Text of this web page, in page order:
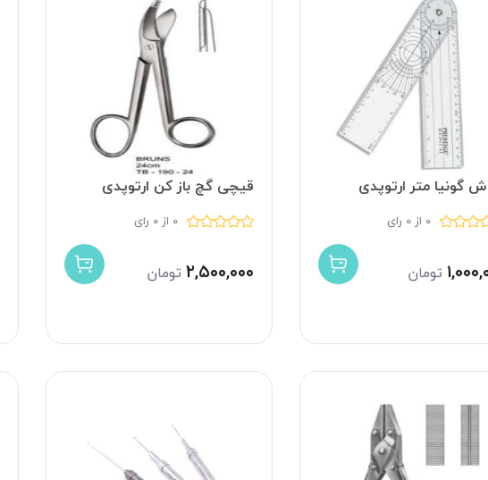
گونیا متر ارتوپدی
0 از 0 رای
تومان
قیچی گچ باز کن ارتوپدی
0 از 0 رای
۲,۵۰۰,۰۰۰ تومان